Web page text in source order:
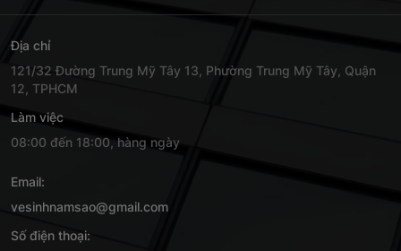
Địa chỉ
121/32 Đường Trung Mỹ Tây 13, Phường Trung Mỹ Tây, Quận
12, TPHCM
Làm việc
08:00 đến 18:00, hàng ngày
Email:
vesinhnamsao@gmail.com
Số điện thoại: